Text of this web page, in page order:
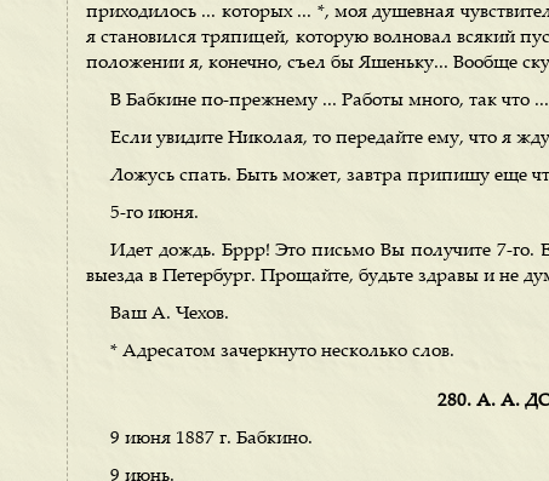
приходилось ... которых ... *, моя душевная
я становился тряпицей, которую волновал всякий
положении я, конечно, съел бы Яшеньку... Вообще
В Бабкине по-прежнему ... Работы много, так что ...
Если увидите Николая, то передайте ему, что я жду
Ложусь спать. Быть может, завтра припишу еще
5-го июня.
Идет дождь. Бррр! Это письмо Вы получите 7-го.
выезда в Петербург. Прощайте, будьте здравы и не
Ваш А. Чехов.
* Адресатом зачеркнуто несколько слов.
280. А. А.
9 июня 1887 г. Бабкино.
9 июнь.